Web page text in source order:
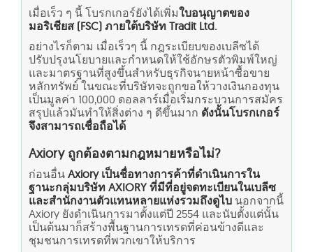
เมื่อเร็ว ๆ นี้ โบรกเกอร์ยังได้เพิ่มใบอนุญาตของ
มอริเชียส (FSC) ภายใต้บริษัท Tradit Ltd.
อย่างไรก็ตาม เมื่อเร็วๆ นี้ กฎระเบียบของเบลีซได้
ปรับปรุงนโยบายและกำหนดให้ใช้อักษรตัวพิมพ์ใหญ่
และมาตรฐานที่สูงขึ้นสำหรับธุรกิจนายหน้าซื้อขาย
หลักทรัพย์ ในขณะที่บริษัทจะถูกขอให้วางเงินกองทุน
เป็นมูลค่า 100,000 ดอลลาร์เมื่อเริ่มกระบวนการสมัคร
สรุปแล้วมันทำให้สิ่งต่าง ๆ ดีขึ้นมาก ดังนั้นโบรกเกอร์
จึงสามารถเชื่อถือได้
Axiory ถูกต้องตามกฎหมายหรือไม่?
ก่อนอื่น Axiory เป็นชื่อทางการค้าที่ดำเนินการใน
ฐานะกลุ่มบริษัท AXIORY ที่มีที่อยู่จดทะเบียนในเบลีซ
และสำนักงานตัวแทนหลายแห่งรวมถึงดูไบ นอกจากนี้
Axiory ยังดำเนินการมาตั้งแต่ปี 2554 และนับตั้งแต่นั้น
เป็นต้นมาก็สร้างพื้นฐานการเทรดที่ค่อนข้างดีและ
ชุมชนการเทรดที่พวกเขาให้บริการ